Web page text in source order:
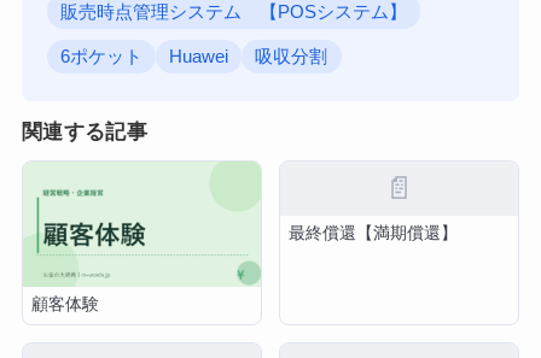
販売時点管理システム 【POSシステム】
6ポケット Huawei 吸収分割
関連する記事
顧客体験
📄
最終償還【満期償還】